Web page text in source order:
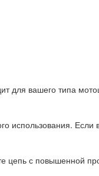
для вашего типа
использования. Если
цепь с повышенной